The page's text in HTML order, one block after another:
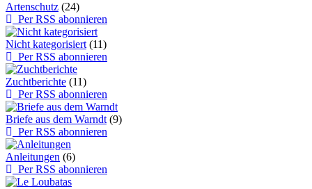
Artenschutz (24)
Per RSS abonnieren
Nicht kategorisiert (11)
Per RSS abonnieren
Zuchtberichte (11)
Per RSS abonnieren
Briefe aus dem Warndt (9)
Per RSS abonnieren
Anleitungen (6)
Per RSS abonnieren